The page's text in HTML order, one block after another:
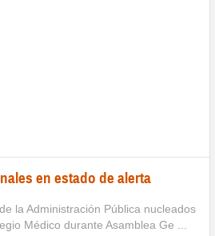
en estado de alerta
la Administración Pública nucleados
Médico durante Asamblea Ge ...